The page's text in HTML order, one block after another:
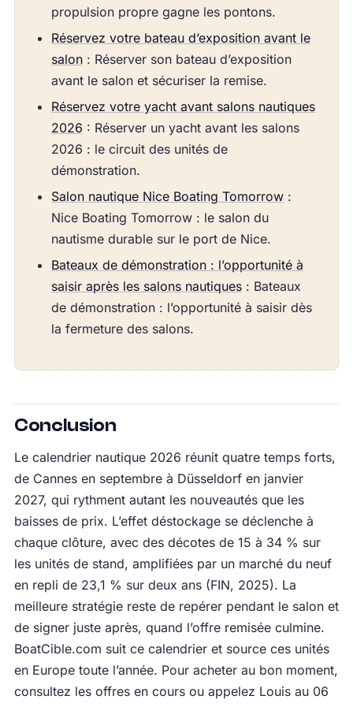
propulsion propre gagne les pontons.
Réservez votre bateau d’exposition avant le
salon: Réserver son bateau d’exposition
avant le salon et sécuriser la remise.
Réservez votre yacht avant salons nautiques
2026 : Réserver un yacht avant les salons
2026 : le circuit des unités de
démonstration.
Salon nautique Nice Boating Tomorrow:
Nice Boating Tomorrow : le salon du
nautisme durable sur le port de Nice.
Bateaux de démonstration : l’opportunité à
saisir après les salons nautiques: Bateaux
de démonstration : l’opportunité à saisir dès
la fermeture des salons.
Conclusion
Le calendrier nautique 2026 réunit quatre temps forts,
de Cannes en septembre à Düsseldorf en janvier
2027, qui rythment autant les nouveautés que les
baisses de prix. L’effet déstockage se déclenche à
chaque clôture, avec des décotes de 15 à 34 % sur
les unités de stand, amplifiées par un marché du neuf
en repli de 23,1 % sur deux ans (FIN, 2025). La
meilleure stratégie reste de repérer pendant le salon et
de signer juste après, quand l’offre remisée culmine.
BoatCible.com suit ce calendrier et source ces unités
en Europe toute l’année. Pour acheter au bon moment,
consultez les offres en cours ou appelez Louis au 06